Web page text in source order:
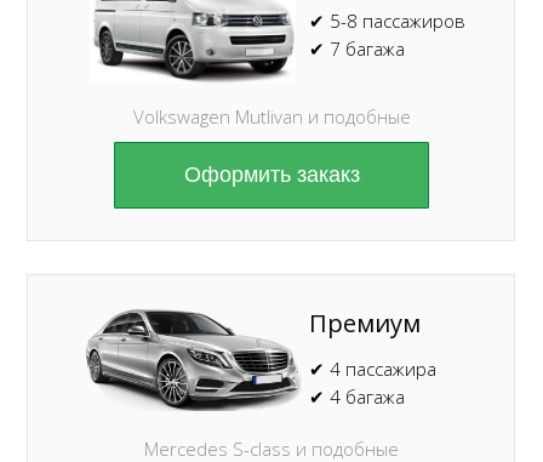
Volkswagen Mutlivan и подобные
✔ 5-8 пассажиров
✔ 7 багажа
Премиум
Mercedes S-class и подобные
✔ 4 пассажира
✔ 4 багажа
Оформить закакз